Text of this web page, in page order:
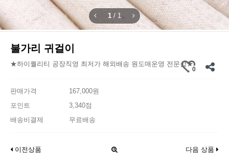
1 / 1
불가리 귀걸이
★하이퀄리티 공장직영 최저가 해외배송 원도매운영 전문샵★
0
판매가격
167,000원
포인트
3,340점
배송비결제
무료배송
이전상품 다음 상품